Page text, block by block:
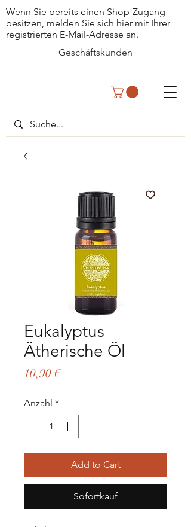
Geschäftskunden
Wenn Sie bereits einen Shop-Zugang
besitzen, melden Sie sich hier mit Ihrer
registrierten E-Mail-Adresse an.
Eukalyptus
Ätherische Öl
10,90 €Preis
Anzahl *
Add to Cart
Sofortkauf